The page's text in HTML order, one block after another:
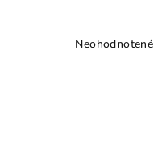
Priemerné
Neohodnotené